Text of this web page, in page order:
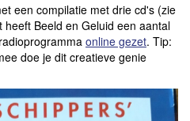
een compilatie met drie cd's (zie
Beeld en Geluid een aantal
online gezet. Tip:
doe je dit creatieve genie